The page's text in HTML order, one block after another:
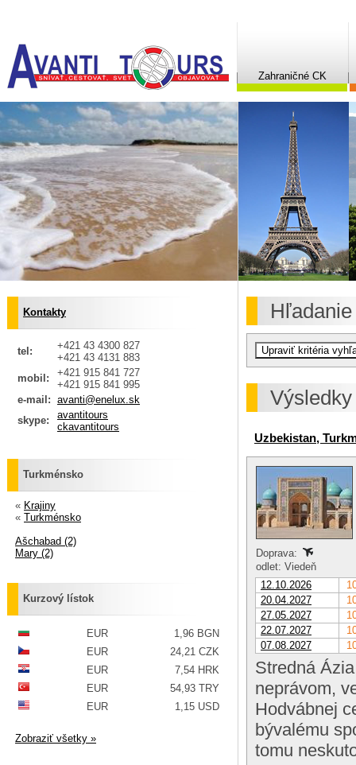
Zahraničné CK
Uzbekistan,
Doprava:
odlet: Viedeň
12.10.2026
20.04.2027
27.05.2027
22.07.2027
07.08.2027
Stredná
neprávom,
Hodvábnej
bývalému
tomu
Kontakty
tel:
+421 43 4300 827
+421 43 4131 883
mobil:
+421 915 841 727
+421 915 841 995
e-mail: avanti@enelux.sk
skype:
avantitours
ckavantitours
Turkménsko
« Krajiny
« Turkménsko
Ašchabad (2)
Mary (2)
Kurzový lístok
EUR
1,96 BGN
EUR
24,21 CZK
EUR
7,54 HRK
EUR
54,93 TRY
EUR
1,15 USD
Zobraziť všetky »